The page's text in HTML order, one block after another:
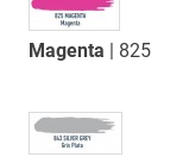
Magenta | 825